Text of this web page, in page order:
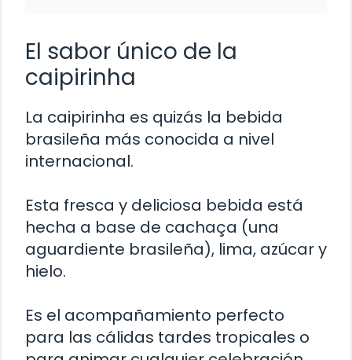
El sabor único de la
caipirinha
La caipirinha es quizás la bebida
brasileña más conocida a nivel
internacional.
Esta fresca y deliciosa bebida está
hecha a base de cachaça (una
aguardiente brasileña), lima, azúcar y
hielo.
Es el acompañamiento perfecto
para las cálidas tardes tropicales o